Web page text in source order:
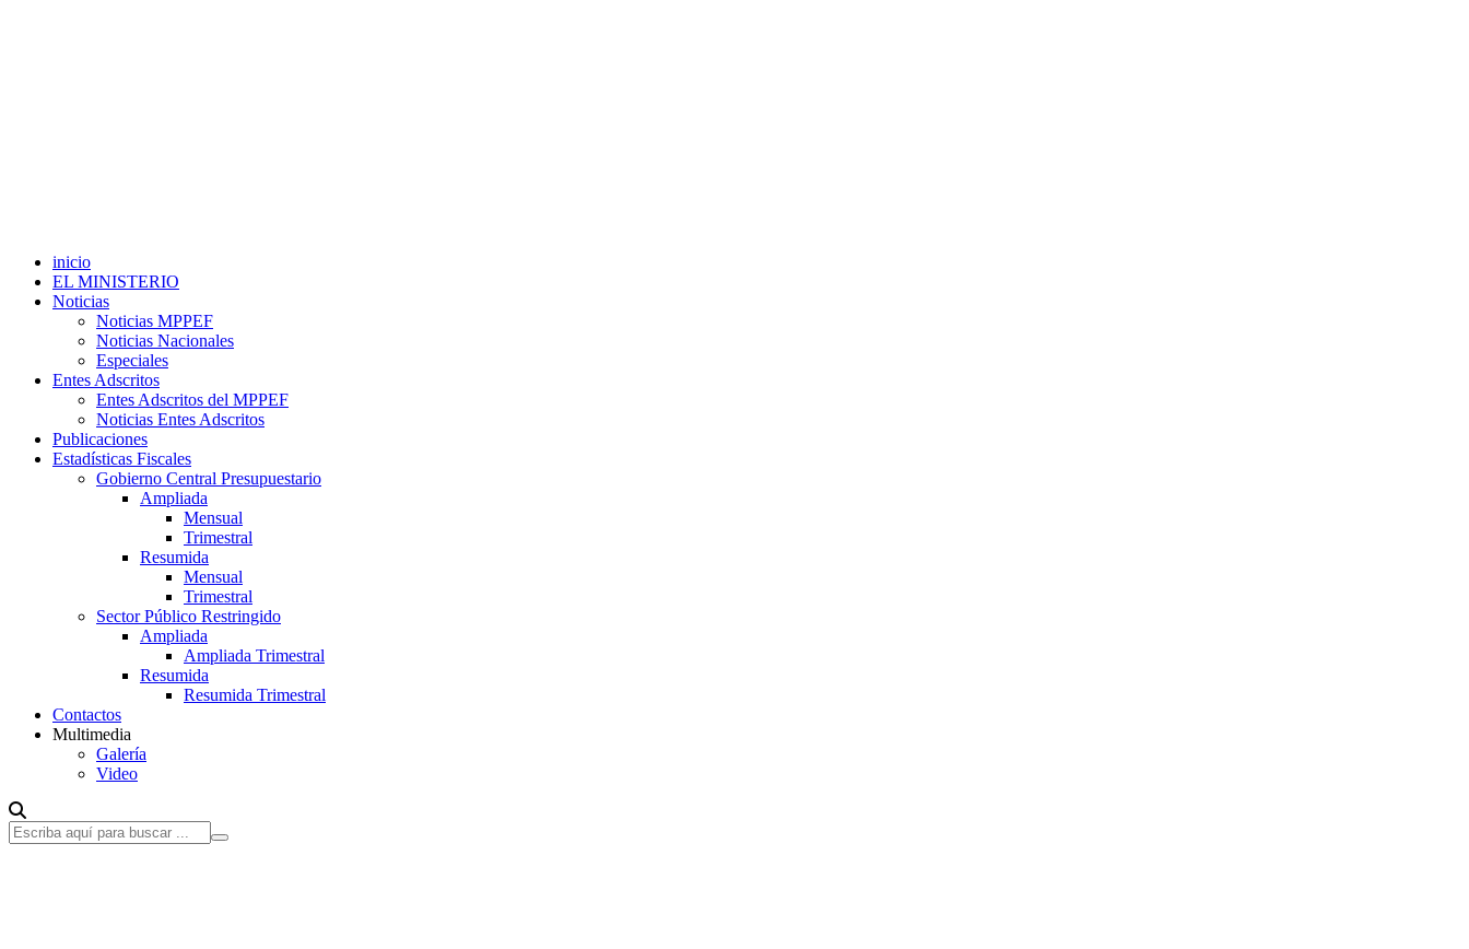
inicio
EL MINISTERIO
Noticias
Noticias MPPEF
Noticias Nacionales
Especiales
Entes Adscritos
Entes Adscritos del MPPEF
Noticias Entes Adscritos
Publicaciones
Estadísticas Fiscales
Gobierno Central Presupuestario
Ampliada
Mensual
Trimestral
Resumida
Mensual
Trimestral
Sector Público Restringido
Ampliada
Ampliada Trimestral
Resumida
Resumida Trimestral
Contactos
Multimedia
Galería
Video